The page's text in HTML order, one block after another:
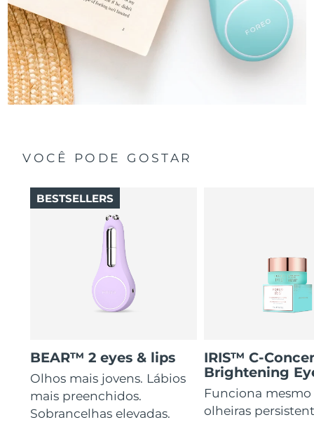
VOCÊ PODE GOSTAR
BEAR™ 2 eyes & lips
Olhos mais jovens. Lábios
mais preenchidos.
Sobrancelhas elevadas.
BESTSELLERS
IRIS™ C-
Brightening
Funciona
olheiras